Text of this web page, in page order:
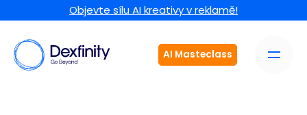
Objevte sílu AI kreativy v reklamě!
AI Masteclass